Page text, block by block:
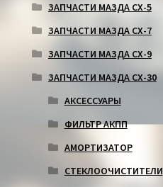
ЗАПЧАСТИ МАЗДА СХ-5
ЗАПЧАСТИ МАЗДА СХ-7
ЗАПЧАСТИ МАЗДА СХ-9
ЗАПЧАСТИ МАЗДА СХ-30
АКСЕССУАРЫ
ФИЛЬТР АКПП
АМОРТИЗАТОР
СТЕКЛООЧИСТИТЕЛИ